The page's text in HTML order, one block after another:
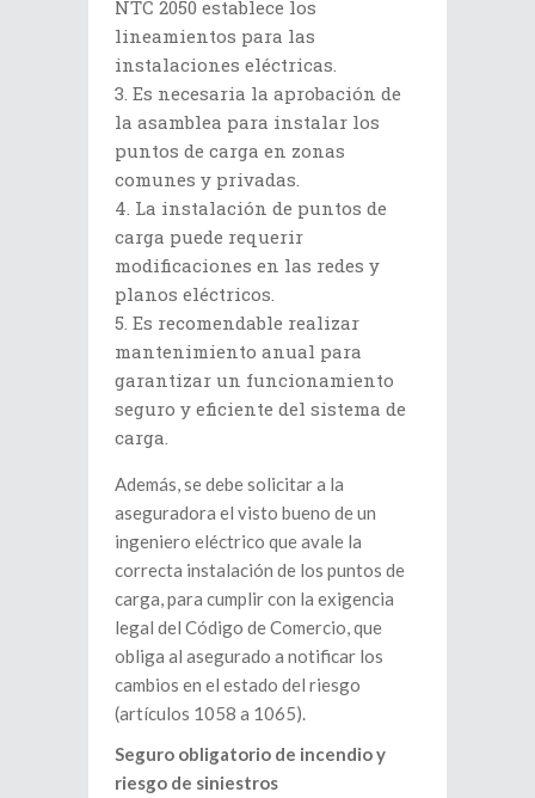
NTC 2050 establece los
lineamientos para las
instalaciones eléctricas.
Es necesaria la aprobación de
la asamblea para instalar los
puntos de carga en zonas
comunes y privadas.
La instalación de puntos de
carga puede requerir
modificaciones en las redes y
planos eléctricos.
Es recomendable realizar
mantenimiento anual para
garantizar un funcionamiento
seguro y eficiente del sistema de
carga.
Además, se debe solicitar a la
aseguradora el visto bueno de un
ingeniero eléctrico que avale la
correcta instalación de los puntos de
carga, para cumplir con la exigencia
legal del Código de Comercio, que
obliga al asegurado a notificar los
cambios en el estado del riesgo
(artículos 1058 a 1065).
Seguro obligatorio de incendio y
riesgo de siniestros